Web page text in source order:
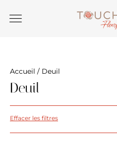
Accueil / Deuil
Deuil
Effacer les filtres